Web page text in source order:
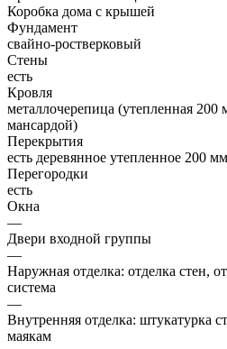
Коробка дома с крышей
Фундамент
свайно-ростверковый
Стены
есть
Кровля
металлочерепица (утепленная 200
мансардой)
Перекрытия
есть деревянное утепленное 200 мм
Перегородки
есть
Окна
—
Двери входной группы
—
Наружная отделка: отделка стен,
система
—
Внутренняя отделка: штукатурка
маякам